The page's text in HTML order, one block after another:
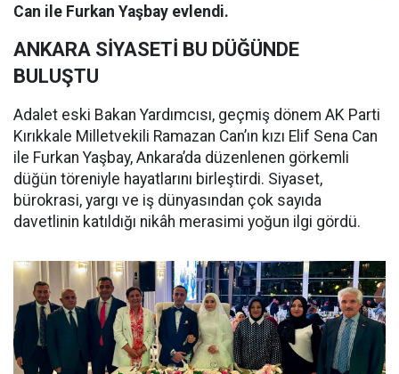
Can ile Furkan Yaşbay evlendi.
ANKARA SİYASETİ BU DÜĞÜNDE
BULUŞTU
Adalet eski Bakan Yardımcısı, geçmiş dönem AK Parti
Kırıkkale Milletvekili Ramazan Can’ın kızı Elif Sena Can
ile Furkan Yaşbay, Ankara’da düzenlenen görkemli
düğün töreniyle hayatlarını birleştirdi. Siyaset,
bürokrasi, yargı ve iş dünyasından çok sayıda
davetlinin katıldığı nikâh merasimi yoğun ilgi gördü.